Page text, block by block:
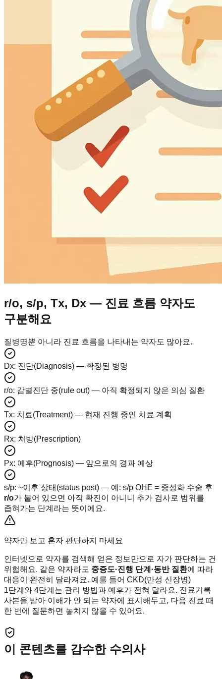
r/o, s/p, Tx, Dx — 진료 흐름 약자도
구분해요
질병명뿐 아니라 진료 흐름을 나타내는 약자도 많아요.
Dx: 진단(Diagnosis) — 확정된 병명
r/o: 감별진단 중(rule out) — 아직 확정되지 않은 의심 질환
Tx: 치료(Treatment) — 현재 진행 중인 치료 계획
Rx: 처방(Prescription)
Px: 예후(Prognosis) — 앞으로의 경과 예상
s/p: ~이후 상태(status post) — 예: s/p OHE = 중성화 수술 후
r/o가 붙어 있으면 아직 확진이 아니니 추가 검사로 범위를
좁혀가는 단계라는 뜻이에요.
약자만 보고 혼자 판단하지 마세요
인터넷으로 약자를 검색해 얻은 정보만으로 자가 판단하는 건
위험해요. 같은 약자라도 중증도·진행 단계·동반 질환에 따라
대응이 완전히 달라져요. 예를 들어 CKD(만성 신장병)
1단계와 4단계는 관리 방법과 예후가 전혀 달라요. 진료기록
사본을 받아 이해가 안 되는 약자에 표시해두고, 다음 진료 때
한 번에 질문하면 놓치지 않을 수 있어요.
이 콘텐츠를 감수한 수의사